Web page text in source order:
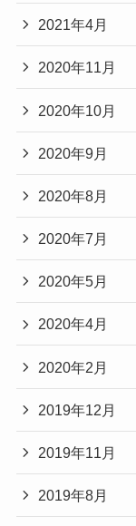
2021年4月
2020年11月
2020年10月
2020年9月
2020年8月
2020年7月
2020年5月
2020年4月
2020年2月
2019年12月
2019年11月
2019年8月